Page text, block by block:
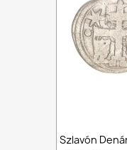
Szlavón